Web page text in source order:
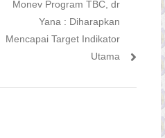
Next
Monev Program TBC, dr
Yana : Diharapkan
Mencapai Target Indikator
Utama